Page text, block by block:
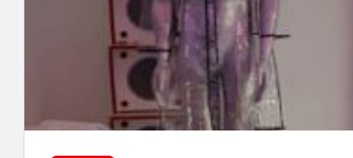
Encuentra tu noticia